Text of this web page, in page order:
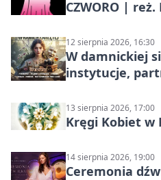
CZWORO |
12 sierpnia 2026, 16:30
W damnickiej
instytucje,
13 sierpnia 2026, 17:00
Kręgi Kobiet w
14 sierpnia 2026, 19:00
Ceremonia